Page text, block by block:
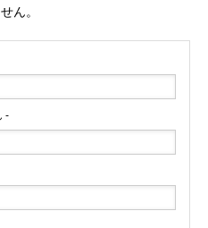
ん。
-